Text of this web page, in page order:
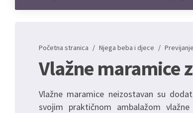
Početna stranica / Njega beba i djece /
Vlažne maramice
Vlažne maramice neizostavan su
svojim praktičnom ambalažom